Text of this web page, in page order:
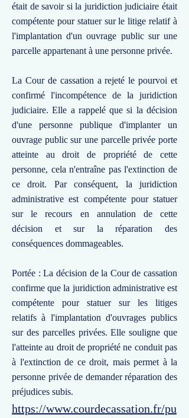
était de savoir si la juridiction judiciaire était
compétente pour statuer sur le litige relatif à
l'implantation d'un ouvrage public sur une
parcelle appartenant à une personne privée.
La Cour de cassation a rejeté le pourvoi et
confirmé l'incompétence de la juridiction
judiciaire. Elle a rappelé que si la décision
d'une personne publique d'implanter un
ouvrage public sur une parcelle privée porte
atteinte au droit de propriété de cette
personne, cela n'entraîne pas l'extinction de
ce droit. Par conséquent, la juridiction
administrative est compétente pour statuer
sur le recours en annulation de cette
décision et sur la réparation des
conséquences dommageables.
Portée : La décision de la Cour de cassation
confirme que la juridiction administrative est
compétente pour statuer sur les litiges
relatifs à l'implantation d'ouvrages publics
sur des parcelles privées. Elle souligne que
l'atteinte au droit de propriété ne conduit pas
à l'extinction de ce droit, mais permet à la
personne privée de demander réparation des
préjudices subis.
https://www.courdecassation.fr/pu